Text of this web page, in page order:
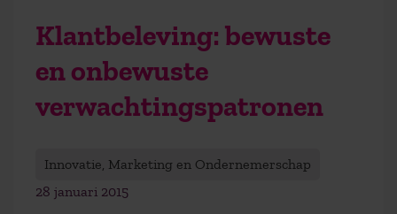
Klantbeleving: bewuste
en onbewuste
verwachtingspatronen
Innovatie, Marketing en Ondernemerschap
28 januari 2015